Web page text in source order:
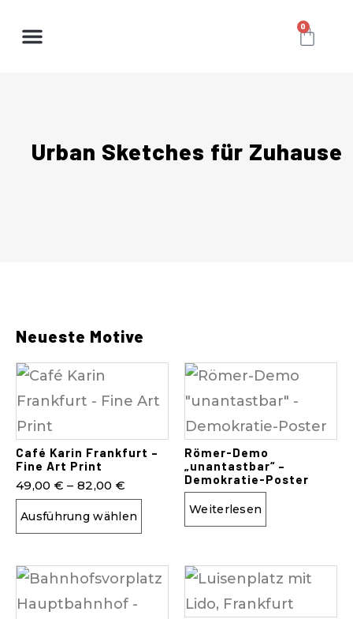
0
Urban Sketches für Zuhause
Neueste Motive
Café Karin Frankfurt –
Fine Art Print
49,00 € –82,00 €
Ausführung wählen
Römer-Demo
„unantastbar“ –
Demokratie-Poster
Weiterlesen